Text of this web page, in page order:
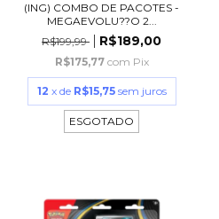
(ING) COMBO DE PACOTES -
MEGAEVOLU??O 2...
R$199,99
R$189,00
R$175,77 com Pix
12 x de R$15,75 sem juros
ESGOTADO